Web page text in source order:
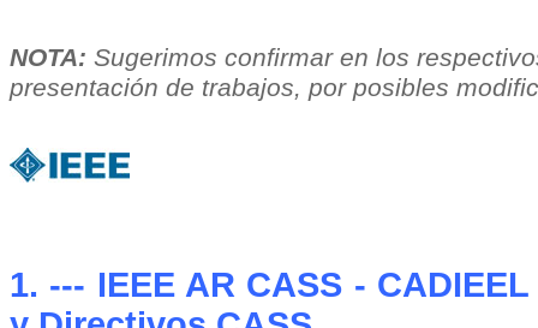
NOTA: Sugerimos confirmar en los
presentación de trabajos, por posibles
1. --- IEEE AR CASS -